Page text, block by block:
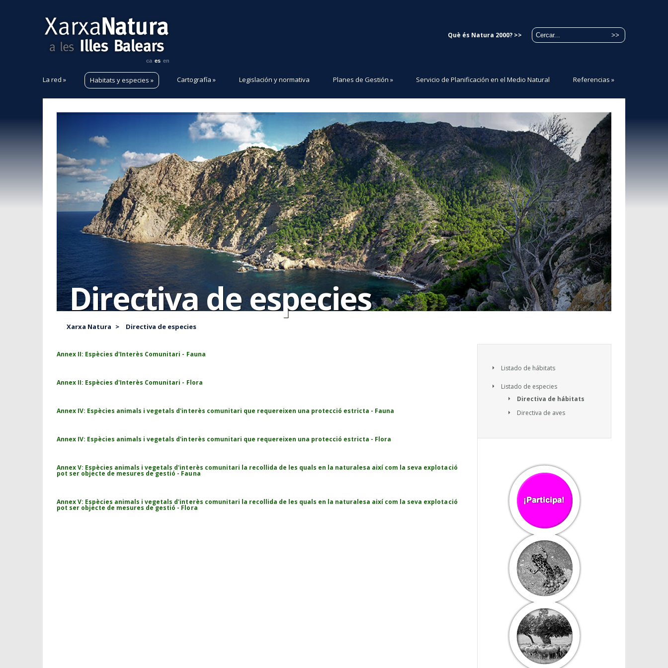
ca es en
Què és Natura 2000? >>
La red » Habitats y especies » Cartografía » Legislación y normativa Planes de Gestión » Servicio de Planificación en el Medio Natural Referencias »
Directiva de especies
Xarxa Natura > Directiva de especies
Annex II: Espècies d'Interès Comunitari - Fauna
Annex II: Espècies d'Interès Comunitari - Flora
Annex IV: Espècies animals i vegetals d'interès comunitari que requereixen una protecció estricta - Fauna
Annex IV: Espècies animals i vegetals d'interès comunitari que requereixen una protecció estricta - Flora
Annex V: Espècies animals i vegetals d'interès comunitari la recollida de les quals en la naturalesa així com la seva explotació
pot ser objecte de mesures de gestió - Fauna
Annex V: Espècies animals i vegetals d'interès comunitari la recollida de les quals en la naturalesa així com la seva explotació
pot ser objecte de mesures de gestió - Flora
Listado de hábitats
Listado de especies
Directiva de hábitats
Directiva de aves